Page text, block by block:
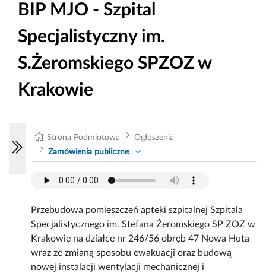
BIP MJO - Szpital
Specjalistyczny im.
S.Żeromskiego SPZOZ w
Krakowie
Strona Podmiotowa
Ogłoszenia
Zamówienia publiczne
Przebudowa pomieszczeń apteki szpitalnej Szpitala
Specjalistycznego im. Stefana Żeromskiego SP ZOZ w
Krakowie na działce nr 246/56 obręb 47 Nowa Huta
wraz ze zmianą sposobu ewakuacji oraz budową
nowej instalacji wentylacji mechanicznej i